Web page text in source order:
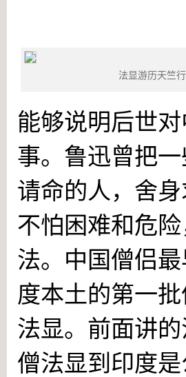
法显游历天竺
能够说明后世
事。鲁迅曾把
请命的人，舍
不怕困难和危
法。中国僧侣
度本土的第一
法显。前面讲
僧法显到印度